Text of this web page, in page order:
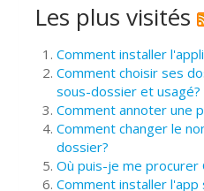
Les plus visités
Comment installer
Comment choisir ses
sous-dossier et usagé?
Comment annoter une
Comment changer le
dossier?
Où puis-je me procurer
Comment installer